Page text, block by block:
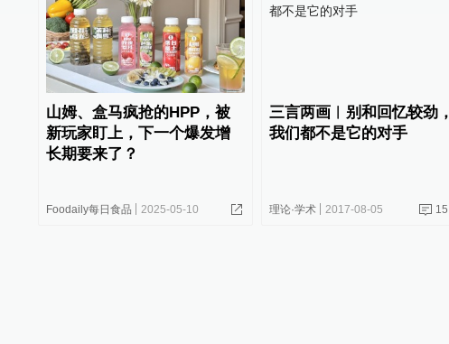
山姆、盒马疯抢的HPP，被
新玩家盯上，下一个爆发增
长期要来了？
Foodaily每日食品 2025-05-10
三言两画︱别和回忆较劲，
我们都不是它的对手
理论·学术 2017-08-05 15